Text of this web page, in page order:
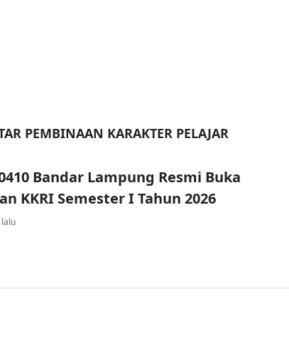
PEMBINAAN KARAKTER PELAJAR
Bandar Lampung Resmi Buka
KKRI Semester I Tahun 2026